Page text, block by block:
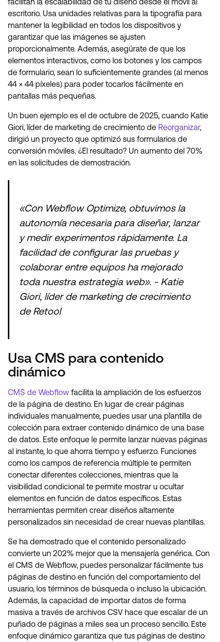
escritorio. Usa unidades relativas para la tipografía para
mantener la legibilidad en todos los dispositivos y
garantizar que las imágenes se ajusten
proporcionalmente. Además, asegúrate de que los
elementos interactivos, como los botones y los campos
de formulario, sean lo suficientemente grandes (al menos
44 × 44 píxeles) para poder tocarlos fácilmente en
pantallas más pequeñas.
Un buen ejemplo es el de octubre de 2025, cuando Katie
Giori, líder de marketing de crecimiento de Reorganizar,
dirigió un proyecto que optimizó sus formularios de
conversión móviles. ¿El resultado? Un aumento del 70%
en las solicitudes de demostración.
«Con Webflow Optimize, obtuvimos la
autonomía necesaria para diseñar, lanzar
y medir experimentos rápidamente. La
facilidad de configurar las pruebas y
colaborar entre equipos ha mejorado
toda nuestra estrategia web». - Katie
Giori, líder de marketing de crecimiento
de Retool
Usa CMS para contenido
dinámico
CMS de Webflow facilita la ampliación de los esfuerzos
de la página de destino. En lugar de crear páginas
individuales manualmente, puedes usar una plantilla de
colección para extraer contenido dinámico de una base
de datos. Este enfoque le permite lanzar nuevas páginas
al instante, lo que ahorra tiempo y esfuerzo. Funciones
como los campos de referencia múltiple te permiten
conectar diferentes colecciones, mientras que la
visibilidad condicional te permite mostrar u ocultar
elementos en función de datos específicos. Estas
herramientas permiten crear diseños altamente
personalizados sin necesidad de crear nuevas plantillas.
Se ha demostrado que el contenido personalizado
convierte un 202% mejor que la mensajería genérica. Con
el CMS de Webflow, puedes personalizar fácilmente tus
páginas de destino en función del comportamiento del
usuario, los términos de búsqueda o incluso la ubicación.
Además, la capacidad de importar datos de forma
masiva a través de archivos CSV hace que escalar de un
puñado de páginas a miles sea un proceso sencillo. Este
enfoque dinámico garantiza que tus páginas de destino